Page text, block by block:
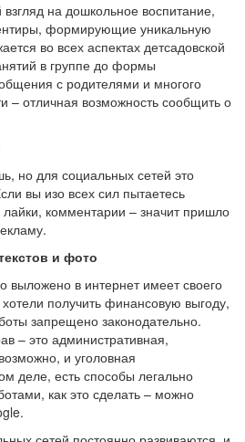
на дошкольное воспитание,
формирующие уникальную
во всех аспектах детсадовской
в группе до формы
с родителями и многого
– отличная возможность сообщить о
но для социальных сетей это
вы изо всех сил пытаетесь
лайки, комментарии – значит пришло
и фото
выложено в интернет имеет своего
получить финансовую выгоду,
запрещено законодательно.
– это административная,
и уголовная
деле, есть способы легально
как это сделать – можно